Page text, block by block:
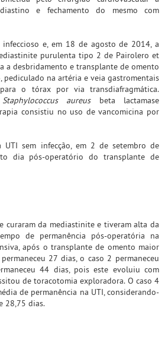
e fechamento do mesmo com
e, em 18 de agosto de 2014, a
purulenta tipo 2 de Pairolero et
a desbridamento e transplante de omento
pediculado na artéria e veia gastromentais
o tórax por via transdiafragmática.
Staphylococcus aureusbeta lactamase
consistiu no uso de vancomicina por
sem infecção, em 2 de setembro de
dia pós-operatório do transplante de
curaram da mediastinite e tiveram alta da
de permanência pós-operatória na
após o transplante de omento maior
27 dias, o caso 2 permaneceu
44 dias, pois este evoluiu com
de toracotomia exploradora. O caso 4
de permanência na UTI, considerando-
28,75 dias.